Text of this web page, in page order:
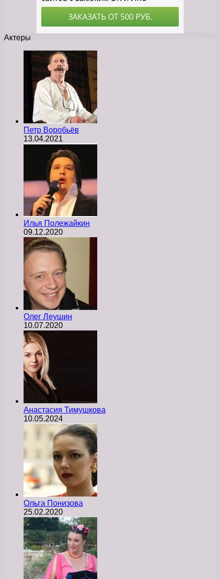
Актеры
Петр Воробьёв
13.04.2021
Илья Полежайкин
09.12.2020
Олег Леушин
10.07.2020
Анастасия Тимушкова
10.05.2024
Ольга Понизова
25.02.2020